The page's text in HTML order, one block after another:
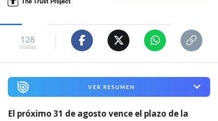
128
visitas
VER RESUMEN
El próximo 31 de agosto vence el plazo de la